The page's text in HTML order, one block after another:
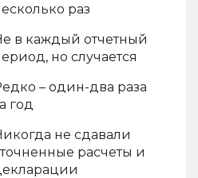
раз
в каждый отчетный
но случается
– один-два раза
год
не сдавали
расчеты и